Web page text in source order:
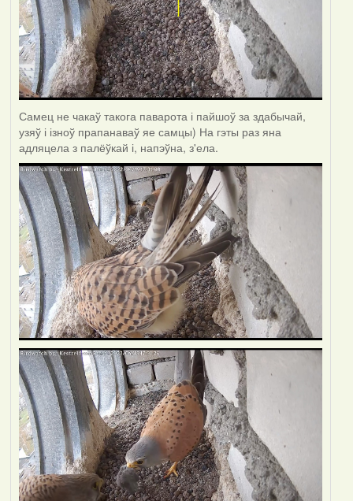
Самец не чакаў такога паварота і пайшоў за здабычай,
узяў і ізноў прапанаваў яе самцы) На гэты раз яна
адляцела з палёўкай і, напэўна, з'ела.